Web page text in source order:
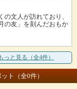
文人が訪れており、
の友」を刻んだおもか
っと見る（全4件）
ト（全0件）